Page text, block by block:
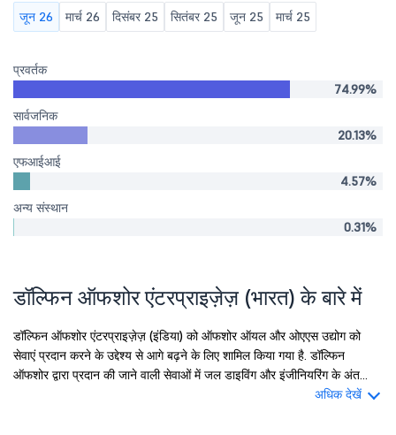
जून 26 मार्च 26 दिसंबर 25 सितंबर 25 जून 25 मार्च 25
प्रवर्तक
74.99%
सार्वजनिक
20.13%
एफआईआई
4.57%
अन्य संस्थान
0.31%
डॉल्फिन ऑफशोर एंटरप्राइज़ेज़ (भारत) के बारे में
डॉल्फिन ऑफशोर एंटरप्राइज़ेज़ (इंडिया) को ऑफशोर ऑयल और ओएएस उद्योग को
सेवाएं प्रदान करने के उद्देश्य से आगे बढ़ने के लिए शामिल किया गया है. डॉल्फिन
ऑफशोर द्वारा प्रदान की जाने वाली सेवाओं में जल डाइविंग और इंजीनियरिंग के अंत...
अधिक देखें